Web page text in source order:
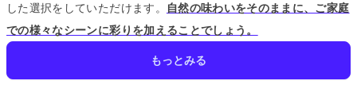
した選択をしていただけます。
自然の味わいをそのままに、ご家庭
での様々なシーンに彩りを加えることでしょう。
もっとみる